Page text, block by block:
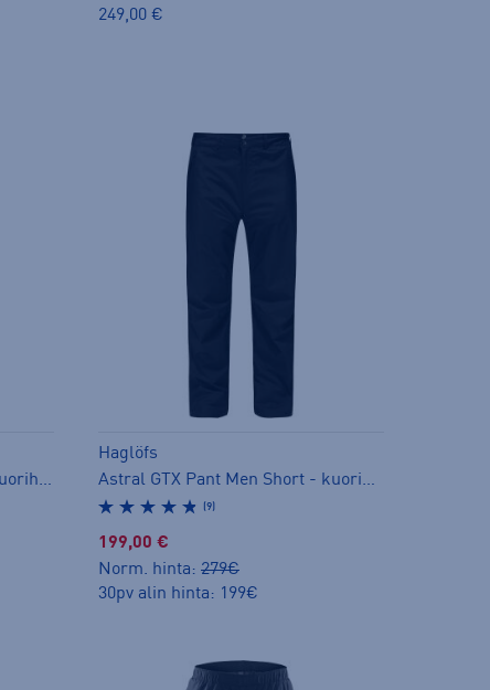
249,00 €
Astral GTX Pant Men Long - kuorihousut
Haglöfs
Astral GTX Pant Men Short - kuorihousut
(9)
199,00 €
Norm. hinta: 279€
30pv alin hinta: 199€